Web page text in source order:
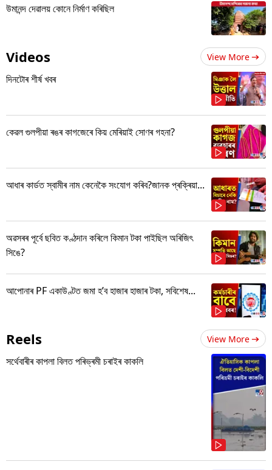
উমানন্দ দেৱালয় কোনে নিৰ্মাণ কৰিছিল
Videos View More
দিনটোৰ শীৰ্ষ খবৰ
কেৱল গুলপীয়া ৰঙৰ কাগজেৰে কিয় মেৰিয়াই সোণৰ গহনা?
আধাৰ কাৰ্ডত স্বামীৰ নাম কেনেকৈ সংযোগ কৰিব?জানক প্ৰক্ৰিয়া...
অৱসৰৰ পূৰ্বে ছবিত কণ্ঠদান কৰিলে কিমান টকা পাইছিল অৰিজিৎ
সিঙে?
আপোনাৰ PF একাউণ্টত জমা হ’ব হাজাৰ হাজাৰ টকা, সবিশেষ...
Reels View More
সৰ্থেবাৰীৰ কাপলা বিলত পৰিভ্ৰমী চৰাইৰ কাকলি